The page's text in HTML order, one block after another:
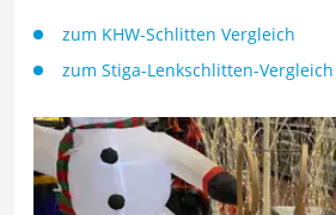
zum KHW-Schlitten Vergleich
zum Stiga-Lenkschlitten-Vergleich